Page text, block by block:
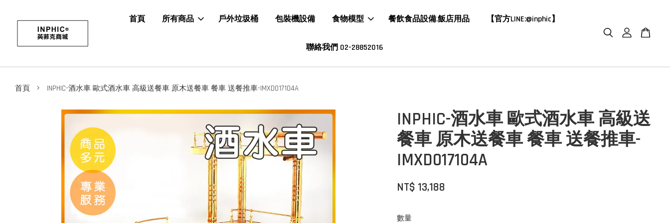
首頁 所有商品 戶外垃圾桶 包裝機設備 食物模型 餐飲食品設備.飯店用品 【官方LINE:@inphic】
聯絡我們 02-28852016
首頁 › INPHIC-酒水車 歐式酒水車 高級送餐車 原木送餐車 餐車 送餐推車-IMXD017104A
INPHIC-酒水車 歐式酒水車 高級送
餐車 原木送餐車 餐車 送餐推車-
IMXD017104A
NT$ 13,188
數量